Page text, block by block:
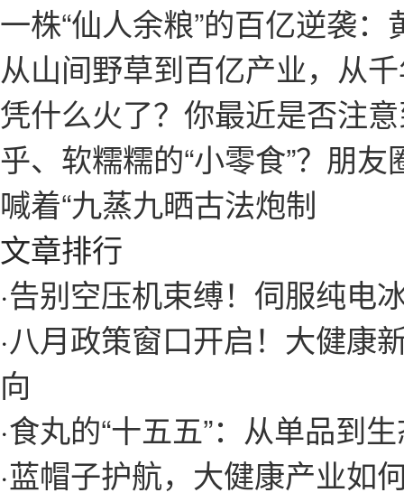
一株“仙人余粮”的百亿逆袭
从山间野草到百亿产业，从
凭什么火了？你最近是否注
乎、软糯糯的“小零食”？朋
喊着“九蒸九晒古法炮制
文章排行
·告别空压机束缚！伺服纯电
·八月政策窗口开启！大健康
向
·食丸的“十五五”：从单品到
·蓝帽子护航，大健康产业如